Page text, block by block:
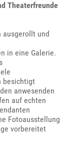
Theaterfreunde
ausgerollt und
in eine Galerie.
besichtigt
anwesenden
auf echten
Fotoausstellung
vorbereitet